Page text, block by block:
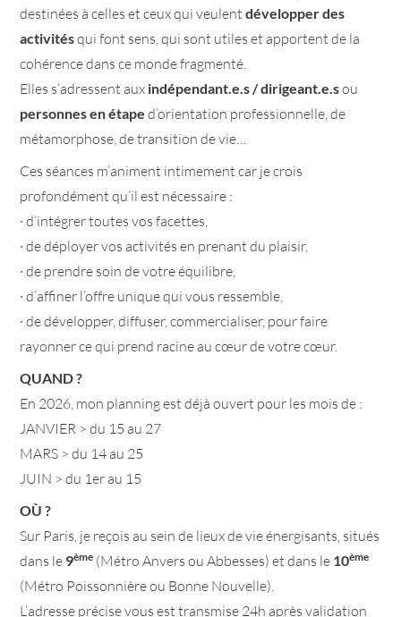
destinées à celles et ceux qui veulentdévelopper des
activitésqui font sens, qui sont utiles et apportent de la
cohérence dans ce monde fragmenté.
Elles s’adressent aux indépendant.e.s / dirigeant.e.sou
personnes en étape d’orientation professionnelle, de
métamorphose, de transition de vie…
Ces séances m’animent intimement car je crois
profondément qu’il est nécessaire :
· d’intégrer toutes vos facettes,
· de déployer vos activités en prenant du plaisir,
· de prendre soin de votre équilibre,
· d’affiner l’offre unique qui vous ressemble,
· de développer, diffuser, commercialiser, pour faire
rayonner ce qui prend racine au cœur de votre cœur.
QUAND ?
En 2026, mon planning est déjà ouvert pour les mois de :
JANVIER > du 15 au 27
MARS > du 14 au 25
JUIN > du 1er au 15
OÙ ?
Sur Paris, je reçois au sein de lieux de vie énergisants, situés
dans le 9ème (Métro Anvers ou Abbesses) et dans le 10ème
(Métro Poissonnière ou Bonne Nouvelle).
L’adresse précise vous est transmise 24h après validation